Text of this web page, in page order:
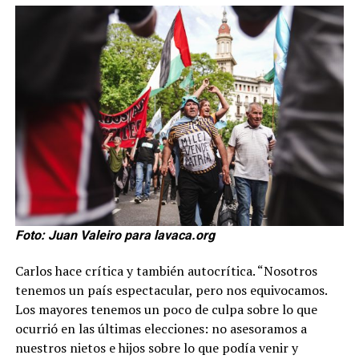
Foto: Juan Valeiro para lavaca.org
Carlos hace crítica y también autocrítica. “Nosotros
tenemos un país espectacular, pero nos equivocamos.
Los mayores tenemos un poco de culpa sobre lo que
ocurrió en las últimas elecciones: no asesoramos a
nuestros nietos e hijos sobre lo que podía venir y